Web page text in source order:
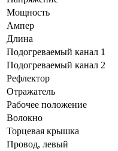
Мощность
Ампер
Длина
Подогреваемый канал 1
Подогреваемый канал 2
Рефлектор
Отражатель
Рабочее положение
Волокно
Торцевая крышка
Провод, левый